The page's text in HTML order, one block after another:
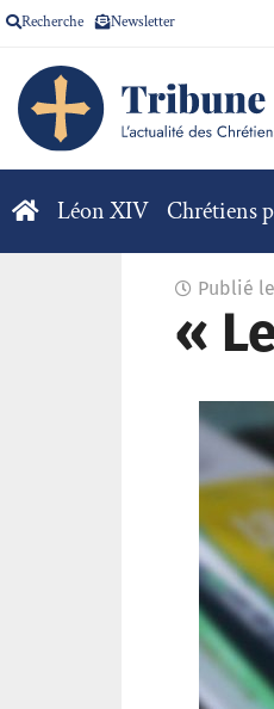
Recherche Newsletter
Léon XIV Chrétiens
Publié le
«